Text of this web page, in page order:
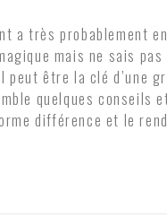
a très probablement
mais ne sais pas
peut être la clé d’une
quelques conseils
différence et le